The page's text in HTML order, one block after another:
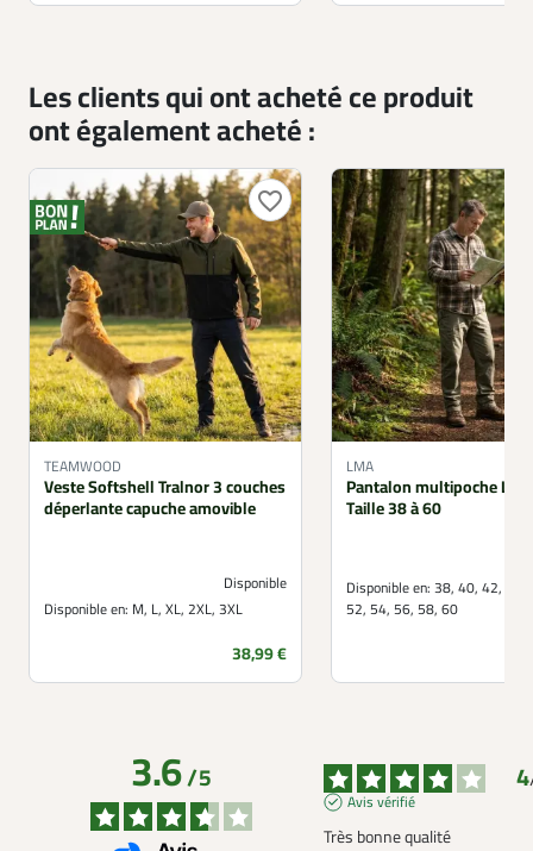
Les clients qui ont acheté ce produit
ont également acheté :
favorite_border
TEAMWOOD
Veste Softshell Tralnor 3 couches
déperlante capuche amovible
Disponible
Disponible en: M, L, XL, 2XL, 3XL
Prix
38,99 €
LMA
Pantalon multipoche
Taille 38 à 60
Disponible en:38, 40, 42, 44,
52, 54, 56, 58, 60
3.6/5 4
Avis vérifié
Très bonne qualité